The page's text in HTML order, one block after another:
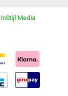
InStijl Media